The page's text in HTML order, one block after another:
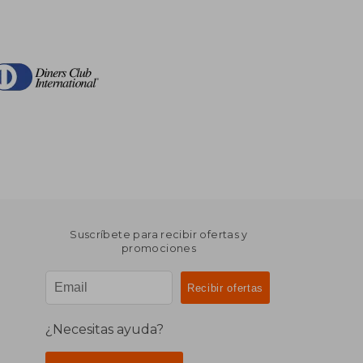
Suscríbete para recibir ofertas y
promociones
¿Necesitas ayuda?